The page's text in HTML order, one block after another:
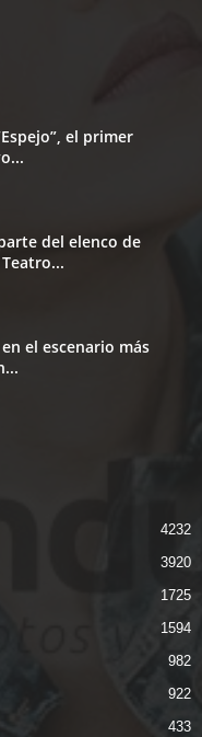
el primer
del elenco de
el escenario más
4232
3920
1725
1594
982
922
433